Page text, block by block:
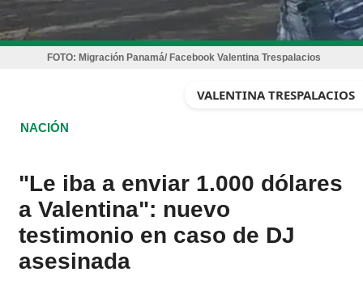
FOTO: Migración Panamá/ Facebook Valentina Trespalacios
VALENTINA TRESPALACIOS
NACIÓN
"Le iba a enviar 1.000 dólares
a Valentina": nuevo
testimonio en caso de DJ
asesinada